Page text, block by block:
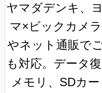
ヤマダデンキ、
マ×ビックカメ
やネット通販で
も対応。データ
メモリ、SDカ